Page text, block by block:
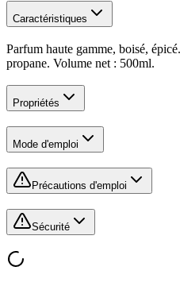
Caractéristiques
Parfum haute gamme, boisé,
propane. Volume net : 500ml.
Propriétés
Mode d'emploi
Précautions d'emploi
Sécurité